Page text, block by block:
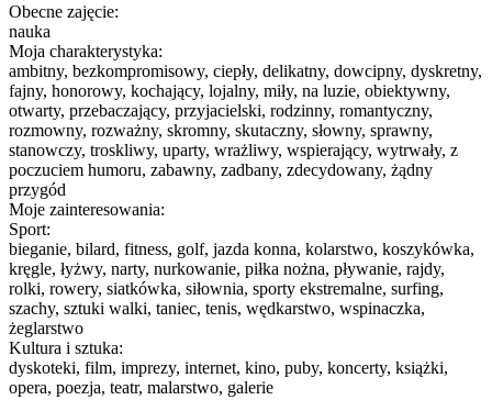
Obecne zajęcie:
nauka
Moja charakterystyka:
ambitny, bezkompromisowy, ciepły, delikatny, dowcipny, dyskretny,
fajny, honorowy, kochający, lojalny, miły, na luzie, obiektywny,
otwarty, przebaczający, przyjacielski, rodzinny, romantyczny,
rozmowny, rozważny, skromny, skutaczny, słowny, sprawny,
stanowczy, troskliwy, uparty, wrażliwy, wspierający, wytrwały, z
poczuciem humoru, zabawny, zadbany, zdecydowany, żądny
przygód
Moje zainteresowania:
Sport:
bieganie, bilard, fitness, golf, jazda konna, kolarstwo, koszykówka,
kręgle, łyżwy, narty, nurkowanie, piłka nożna, pływanie, rajdy,
rolki, rowery, siatkówka, siłownia, sporty ekstremalne, surfing,
szachy, sztuki walki, taniec, tenis, wędkarstwo, wspinaczka,
żeglarstwo
Kultura i sztuka:
dyskoteki, film, imprezy, internet, kino, puby, koncerty, książki,
opera, poezja, teatr, malarstwo, galerie